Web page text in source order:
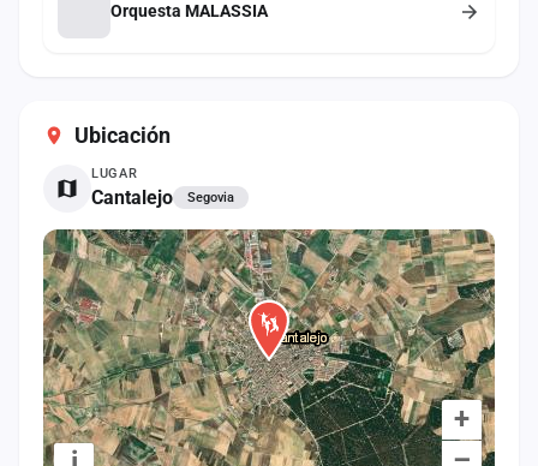
Ubicación
LUGAR
Cantalejo Segovia
+
Orquesta MALASSIA